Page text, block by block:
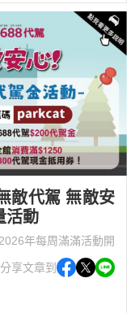
敵代駕 無敵安
活動
年每周滿滿活動開
分享文章到